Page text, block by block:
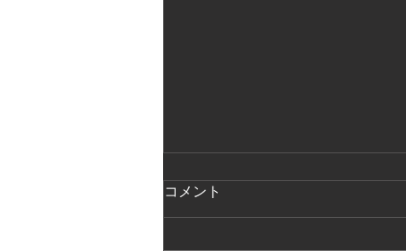
2025年3月会報掲載のお知ら
コメント